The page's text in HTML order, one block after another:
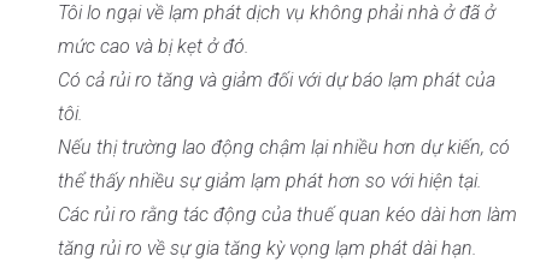
Tôi lo ngại về lạm phát dịch vụ không phải nhà ở đã ở
mức cao và bị kẹt ở đó.
Có cả rủi ro tăng và giảm đối với dự báo lạm phát của
tôi.
Nếu thị trường lao động chậm lại nhiều hơn dự kiến, có
thể thấy nhiều sự giảm lạm phát hơn so với hiện tại.
Các rủi ro rằng tác động của thuế quan kéo dài hơn làm
tăng rủi ro về sự gia tăng kỳ vọng lạm phát dài hạn.